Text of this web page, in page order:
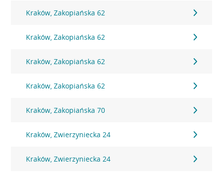
Kraków, Zakopiańska 62
Kraków, Zakopiańska 62
Kraków, Zakopiańska 62
Kraków, Zakopiańska 62
Kraków, Zakopiańska 70
Kraków, Zwierzyniecka 24
Kraków, Zwierzyniecka 24